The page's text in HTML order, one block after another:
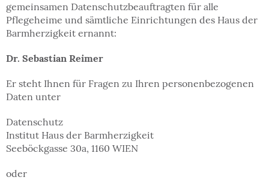
gemeinsamen Datenschutzbeauftragten für alle
Pflegeheime und sämtliche Einrichtungen des Haus der
Barmherzigkeit ernannt:
Dr. Sebastian Reimer
Er steht Ihnen für Fragen zu Ihren personenbezogenen
Daten unter
Datenschutz
Institut Haus der Barmherzigkeit
Seeböckgasse 30a, 1160 WIEN
oder